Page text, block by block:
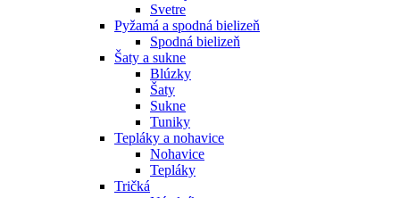
Svetre
Pyžamá a spodná bielizeň
Spodná bielizeň
Šaty a sukne
Blúzky
Šaty
Sukne
Tuniky
Tepláky a nohavice
Nohavice
Tepláky
Tričká